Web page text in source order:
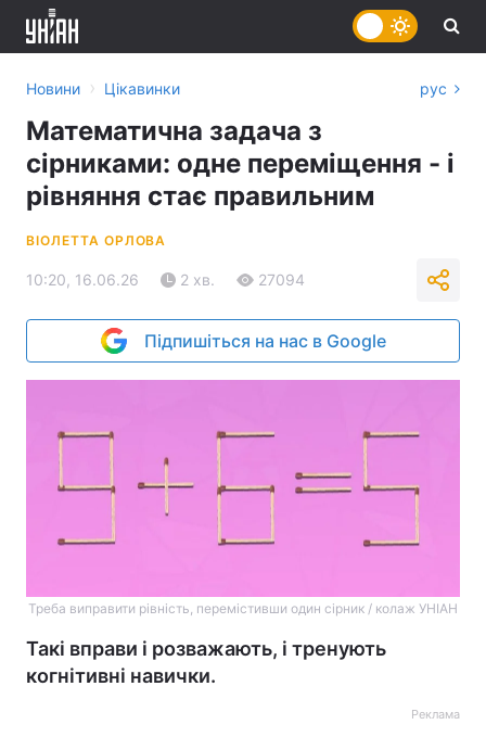
Новини › Цікавинки рус
Математична задача з
сірниками: одне переміщення - і
рівняння стає правильним
ВІОЛЕТТА ОРЛОВА
10:20, 16.06.26 2 хв. 27094
Підпишіться на нас в Google
Треба виправити рівність, перемістивши один сірник / колаж УНІАН
Такі вправи і розважають, і тренують
когнітивні навички.
Реклама